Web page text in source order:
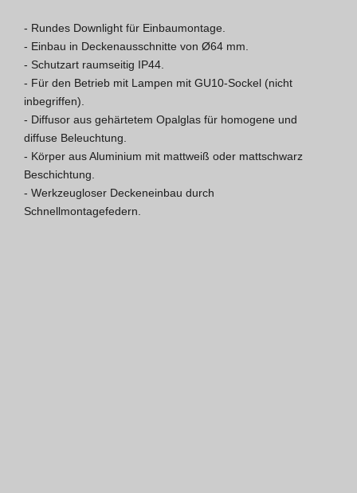
Hospitality Katalog [EN]
Hospitality Katalog [PT]
Gesamkatalog [EN/FR]
Gesamkatalog [PT/ES]
- Rundes Downlight für Einbaumontage.
- Einbau in Deckenausschnitte von Ø64 mm.
- Schutzart raumseitig IP44.
- Für den Betrieb mit Lampen mit GU10-Sockel (nicht
inbegriffen).
- Diffusor aus gehärtetem Opalglas für homogene und
diffuse Beleuchtung.
- Körper aus Aluminium mit mattweiß oder mattschwarz
Beschichtung.
- Werkzeugloser Deckeneinbau durch
Schnellmontagefedern.